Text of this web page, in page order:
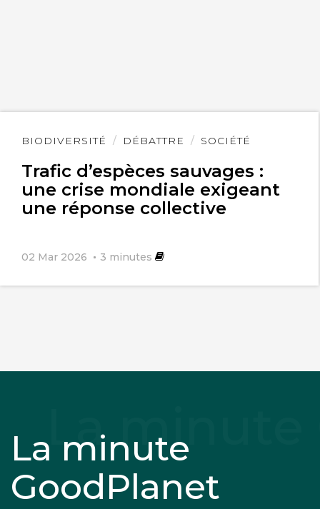
BIODIVERSITÉ DÉBATTRE SOCIÉTÉ
Trafic d’espèces sauvages :
une crise mondiale exigeant
une réponse collective
02 Mar 2026 3 minutes
Lire
La minute
GoodPlanet